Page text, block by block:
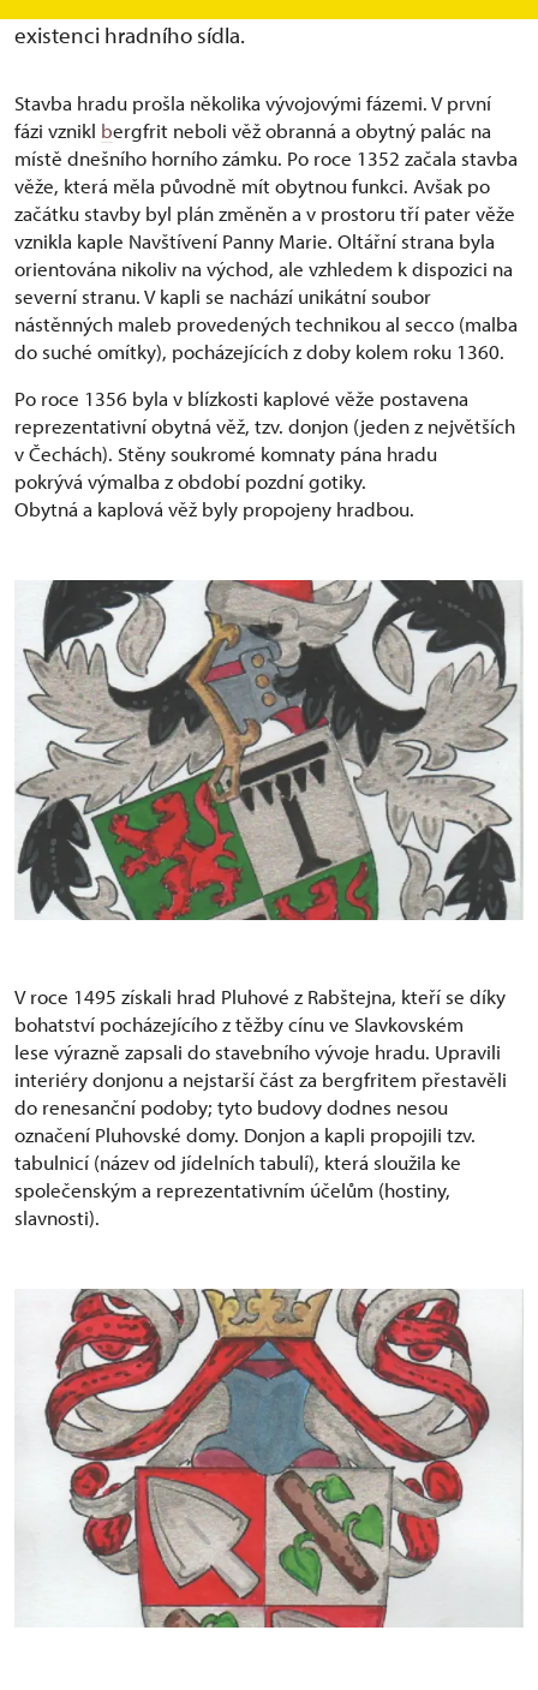
existenci hradního sídla.
Stavba hradu prošla několika vývojovými fázemi. V první
fázi vznikl bergfrit neboli věž obranná a obytný palác na
místě dnešního horního zámku. Po roce 1352 začala stavba
věže, která měla původně mít obytnou funkci. Avšak po
začátku stavby byl plán změněn a v prostoru tří pater věže
vznikla kaple Navštívení Panny Marie. Oltářní strana byla
orientována nikoliv na východ, ale vzhledem k dispozici na
severní stranu. V kapli se nachází unikátní soubor
nástěnných maleb provedených technikou al secco (malba
do suché omítky), pocházejících z doby kolem roku 1360.
Po roce 1356 byla v blízkosti kaplové věže postavena
reprezentativní obytná věž, tzv. donjon (jeden z největších
v Čechách). Stěny soukromé komnaty pána hradu
pokrývá výmalba z období pozdní gotiky.
Obytná a kaplová věž byly propojeny hradbou.
V roce 1495 získali hrad Pluhové z Rabštejna, kteří se díky
bohatství pocházejícího z těžby cínu ve Slavkovském
lese výrazně zapsali do stavebního vývoje hradu. Upravili
interiéry donjonu a nejstarší část za bergfritem přestavěli
do renesanční podoby; tyto budovy dodnes nesou
označení Pluhovské domy. Donjon a kapli propojili tzv.
tabulnicí (název od jídelních tabulí), která sloužila ke
společenským a reprezentativním účelům (hostiny,
slavnosti).